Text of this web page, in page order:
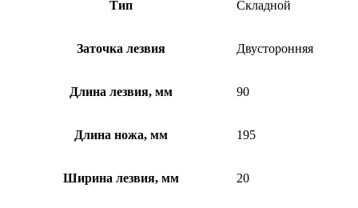
Тип Складной
Заточка лезвия Двусторонняя
Длина лезвия, мм 90
Длина ножа, мм 195
Ширина лезвия, мм 20